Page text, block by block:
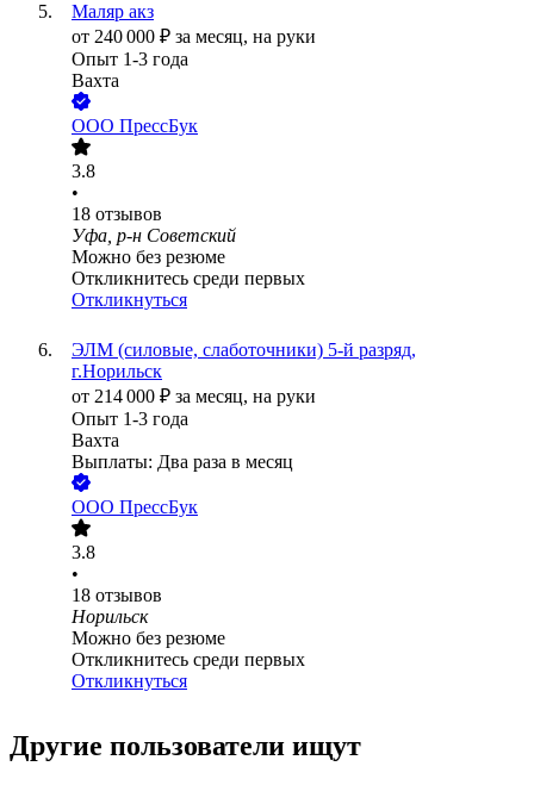
Маляр акз
от 240 000 ₽ за месяц, на руки
Опыт 1-3 года
Вахта
ООО ПрессБук
3.8
•
18 отзывов
Уфа, р-н Советский
Можно без резюме
Откликнитесь среди первых
Откликнуться
ЭЛМ (силовые, слаботочники) 5-й разряд,
г.Норильск
от 214 000 ₽ за месяц, на руки
Опыт 1-3 года
Вахта
Выплаты: Два раза в месяц
ООО ПрессБук
3.8
•
18 отзывов
Норильск
Можно без резюме
Откликнитесь среди первых
Откликнуться
Другие пользователи ищут